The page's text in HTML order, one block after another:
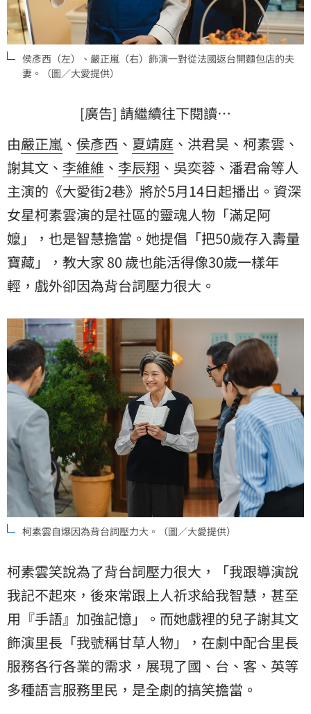
侯彥西（左）、嚴正嵐（右）飾演一對從法國返台開麵包店的夫
妻。（圖／大愛提供）
[廣告] 請繼續往下閱讀…
由嚴正嵐 、 侯彥西 、 夏靖庭 、洪君昊、柯素雲、
謝其文 、 李維維 、 李辰翔 、吳奕蓉、潘君侖等人
主演的《大愛街2巷》將於5月14日起播出。資深
女星柯素雲演的是社區的靈魂人物「滿足阿
嬤」，也是智慧擔當。她提倡「把50歲存入壽量
寶藏」，教大家 80 歲也能活得像30歲一樣年
輕，戲外卻因為背台詞壓力很大。
柯素雲自爆因為背台詞壓力大。（圖／大愛提供）
柯素雲笑說為了背台詞壓力很大，「我跟導演說
我記不起來，後來常跟上人祈求給我智慧，甚至
用『手語』加強記憶」。而她戲裡的兒子謝其文
飾演里長「我號稱甘草人物」，在劇中配合里長
服務各行各業的需求，展現了國、台、客、英等
多種語言服務里民，是全劇的搞笑擔當。